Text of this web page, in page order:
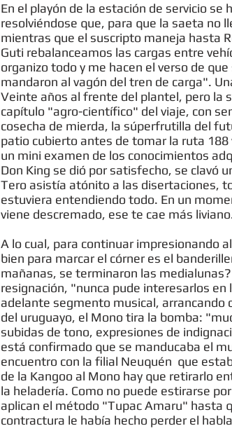
En el playón de la estación de servicio
resolviéndose que, para que la saeta no
mientras que el suscripto maneja hasta
Guti rebalanceamos las cargas entre
organizo todo y me hacen el verso de
mandaron al vagón del tren de carga".
Veinte años al frente del plantel, pero la
capítulo "agro-científico" del viaje, con
cosecha de mierda, la súperfrutilla del
patio cubierto antes de tomar la ruta 188
un mini examen de los conocimientos
Don King se dió por satisfecho, se clavó
Tero asistía atónito a las disertaciones,
estuviera entendiendo todo. En un
viene descremado, ese te cae más
A lo cual, para continuar impresionando
bien para marcar el córner es el
mañanas, se terminaron las
resignación, "nunca pude interesarlos en
adelante segmento musical, arrancando
del uruguayo, el Mono tira la bomba:
subidas de tono, expresiones de
está confirmado que se manducaba el
encuentro con la filial Neuquén que
de la Kangoo al Mono hay que retirarlo
la heladería. Como no puede estirarse
aplican el método "Tupac Amaru" hasta
contractura le había hecho perder el